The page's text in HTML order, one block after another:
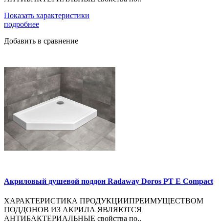
Показать характеристики
подробнее
Добавить в сравнение
Акриловый душевой поддон Radaway Doros PT E Compact
ХАРАКТЕРИСТИКА ПРОДУКЦИИПРЕИМУЩЕСТВОМ
ПОДДОНОВ ИЗ АКРИЛА ЯВЛЯЮТСЯ
АНТИБАКТЕРИАЛЬНЫЕ свойства по..